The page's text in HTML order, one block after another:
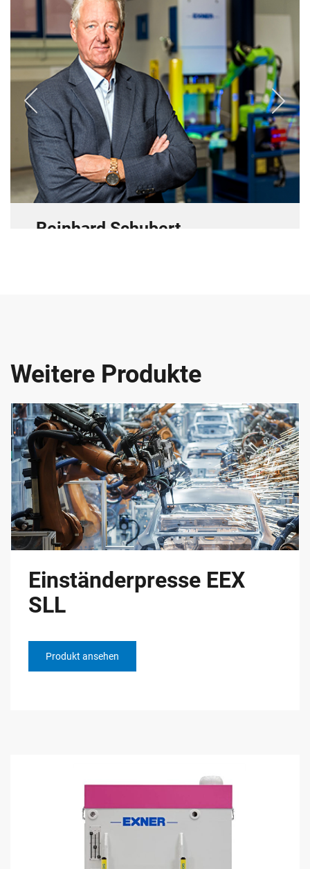
Reinhard Schubert
Weitere Produkte
Einständerpresse EEX
SLL
Produkt ansehen